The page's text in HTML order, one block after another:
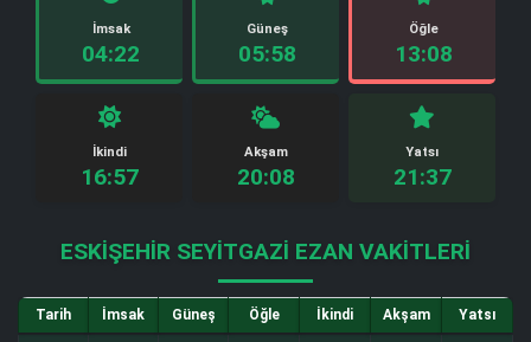
İmsak
04:22
Güneş
05:58
Öğle
13:08
İkindi
16:57
Akşam
20:08
Yatsı
21:37
ESKIŞEHIR SEYITGAZI EZAN VAKITLERI
Tarih İmsak Güneş Öğle İkindi Akşam Yatsı